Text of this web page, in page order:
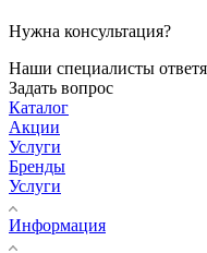
Нужна консультация?
Наши специалисты
Задать вопрос
Каталог
Акции
Услуги
Бренды
Услуги
Информация